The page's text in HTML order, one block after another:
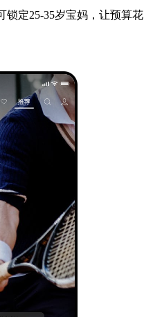
锁定25-35岁宝妈，让预算花